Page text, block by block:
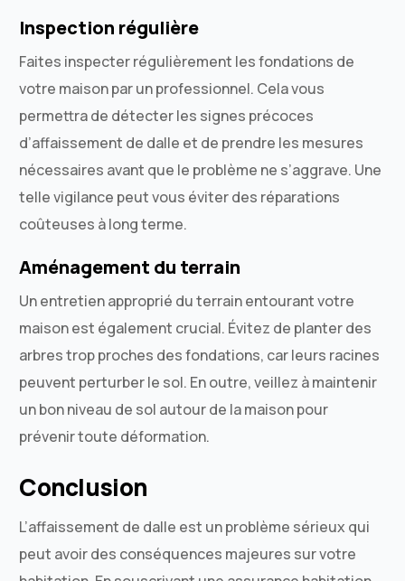
Inspection régulière
Faites inspecter régulièrement les fondations de
votre maison par un professionnel. Cela vous
permettra de détecter les signes précoces
d’affaissement de dalle et de prendre les mesures
nécessaires avant que le problème ne s’aggrave. Une
telle vigilance peut vous éviter des réparations
coûteuses à long terme.
Aménagement du terrain
Un entretien approprié du terrain entourant votre
maison est également crucial. Évitez de planter des
arbres trop proches des fondations, car leurs racines
peuvent perturber le sol. En outre, veillez à maintenir
un bon niveau de sol autour de la maison pour
prévenir toute déformation.
Conclusion
L’affaissement de dalle est un problème sérieux qui
peut avoir des conséquences majeures sur votre